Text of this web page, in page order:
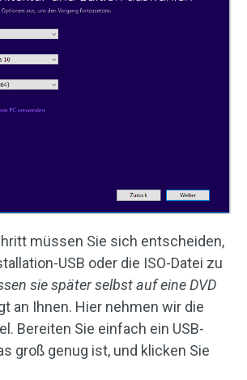
müssen Sie sich entscheiden,
USB oder die ISO-Datei zu
sie später selbst auf eine DVD
an Ihnen. Hier nehmen wir die
Bereiten Sie einfach ein USB-
groß genug ist, und klicken Sie